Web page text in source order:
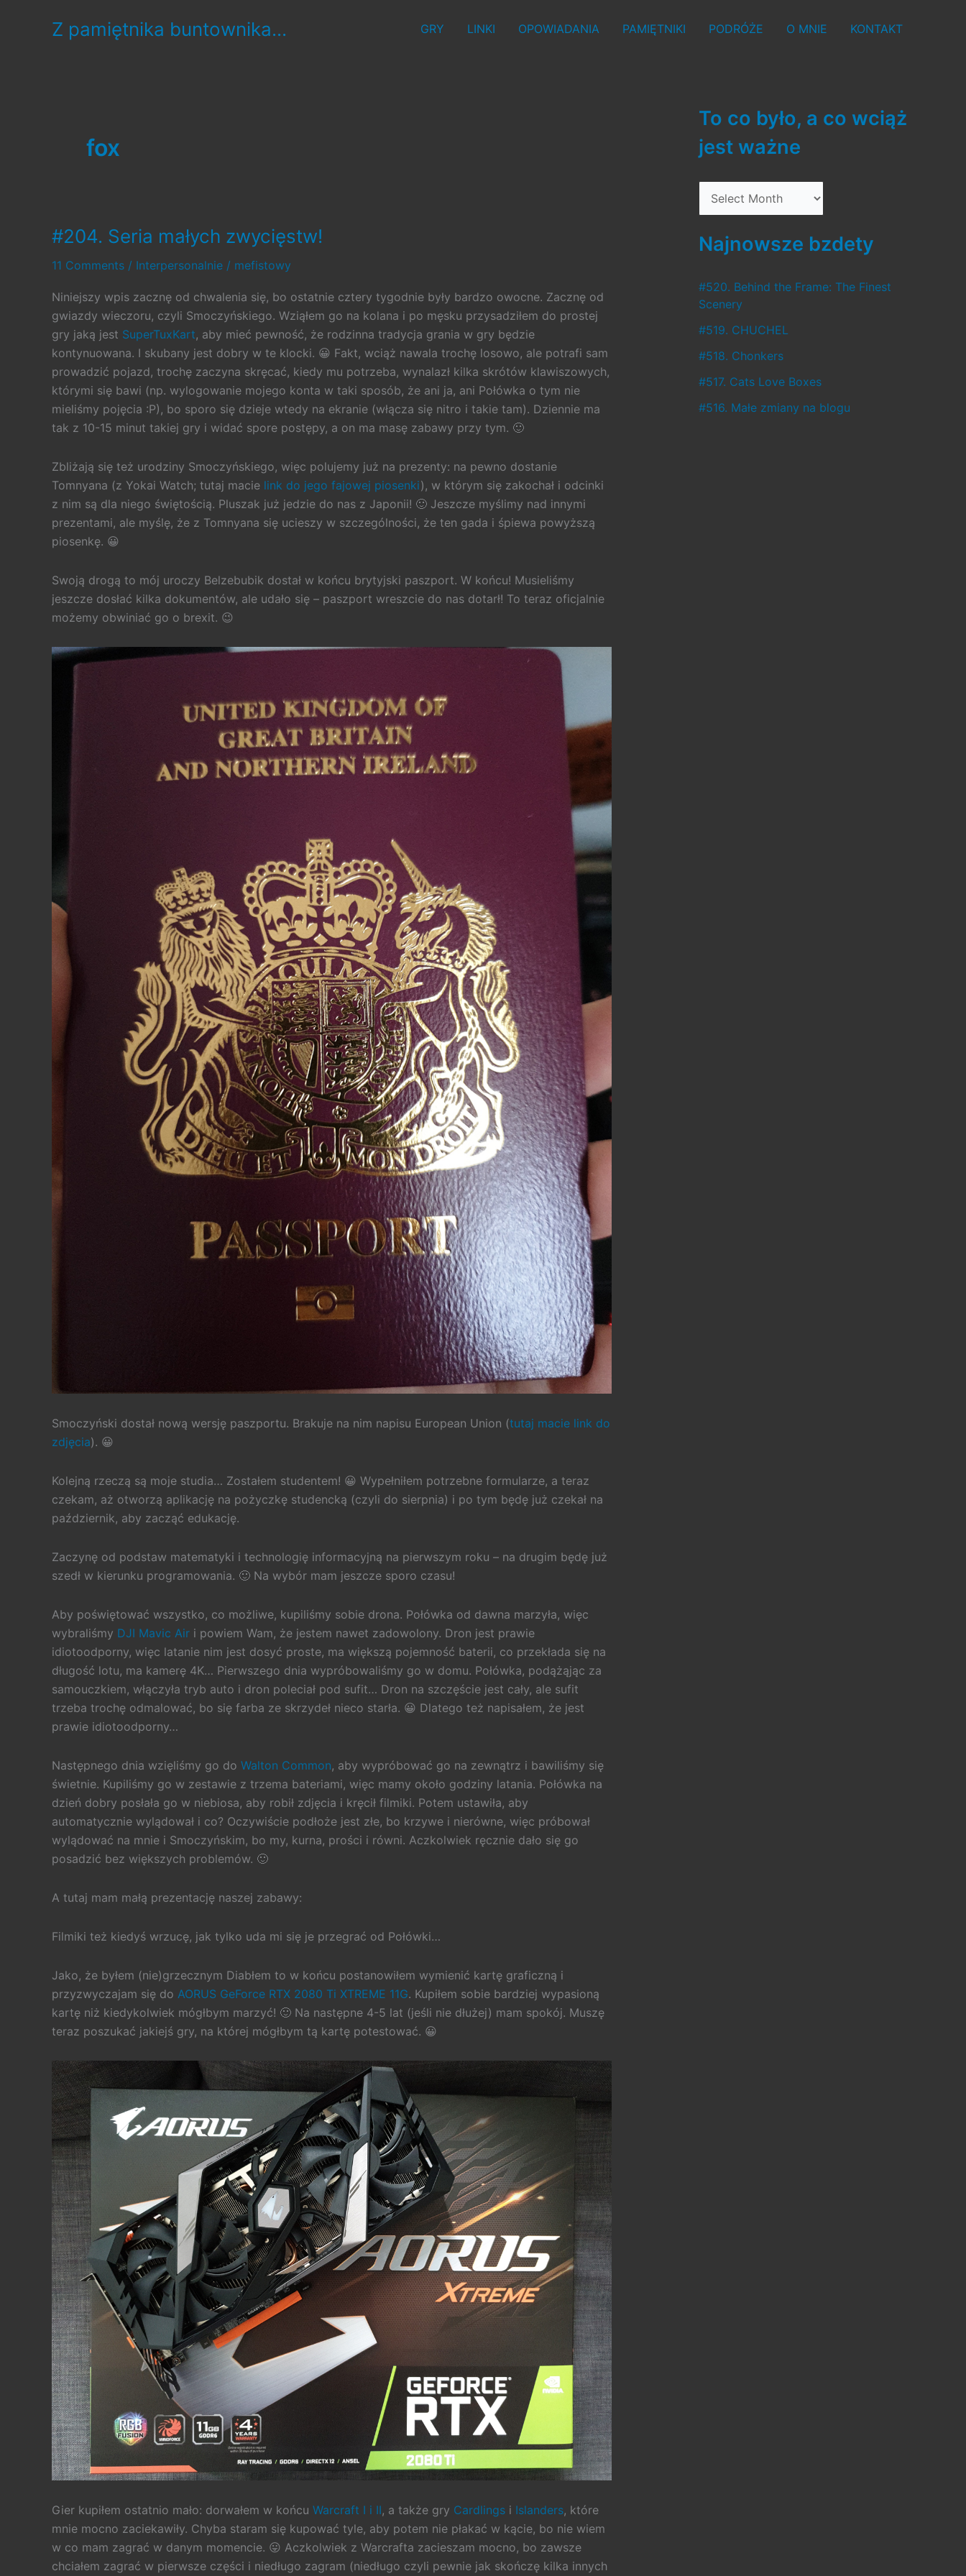
Z pamiętnika buntownika... GRY LINKI OPOWIADANIA PAMIĘTNIKI PODRÓŻE O MNIE KONTAKT
fox
#204. Seria małych zwycięstw!
11 Comments / Interpersonalnie / mefistowy
Niniejszy wpis zacznę od chwalenia się, bo ostatnie cztery tygodnie były bardzo owocne. Zacznę od
gwiazdy wieczoru, czyli Smoczyńskiego. Wziąłem go na kolana i po męsku przysadziłem do prostej
gry jaką jest SuperTuxKart, aby mieć pewność, że rodzinna tradycja grania w gry będzie
kontynuowana. I skubany jest dobry w te klocki. 😀 Fakt, wciąż nawala trochę losowo, ale potrafi sam
prowadzić pojazd, trochę zaczyna skręcać, kiedy mu potrzeba, wynalazł kilka skrótów klawiszowych,
którymi się bawi (np. wylogowanie mojego konta w taki sposób, że ani ja, ani Połówka o tym nie
mieliśmy pojęcia :P), bo sporo się dzieje wtedy na ekranie (włącza się nitro i takie tam). Dziennie ma
tak z 10-15 minut takiej gry i widać spore postępy, a on ma masę zabawy przy tym. 🙂
Zbliżają się też urodziny Smoczyńskiego, więc polujemy już na prezenty: na pewno dostanie
Tomnyana (z Yokai Watch; tutaj macie link do jego fajowej piosenki), w którym się zakochał i odcinki
z nim są dla niego świętością. Pluszak już jedzie do nas z Japonii! 🙂 Jeszcze myślimy nad innymi
prezentami, ale myślę, że z Tomnyana się ucieszy w szczególności, że ten gada i śpiewa powyższą
piosenkę. 😀
Swoją drogą to mój uroczy Belzebubik dostał w końcu brytyjski paszport. W końcu! Musieliśmy
jeszcze dosłać kilka dokumentów, ale udało się – paszport wreszcie do nas dotarł! To teraz oficjalnie
możemy obwiniać go o brexit. 😉
Smoczyński dostał nową wersję paszportu. Brakuje na nim napisu European Union (tutaj macie link do
zdjęcia). 😀
Kolejną rzeczą są moje studia… Zostałem studentem! 😀 Wypełniłem potrzebne formularze, a teraz
czekam, aż otworzą aplikację na pożyczkę studencką (czyli do sierpnia) i po tym będę już czekał na
październik, aby zacząć edukację.
Zaczynę od podstaw matematyki i technologię informacyjną na pierwszym roku – na drugim będę już
szedł w kierunku programowania. 🙂 Na wybór mam jeszcze sporo czasu!
Aby poświętować wszystko, co możliwe, kupiliśmy sobie drona. Połówka od dawna marzyła, więc
wybraliśmy DJI Mavic Air i powiem Wam, że jestem nawet zadowolony. Dron jest prawie
idiotoodporny, więc latanie nim jest dosyć proste, ma większą pojemność baterii, co przekłada się na
długość lotu, ma kamerę 4K… Pierwszego dnia wypróbowaliśmy go w domu. Połówka, podążąjąc za
samouczkiem, włączyła tryb auto i dron poleciał pod sufit… Dron na szczęście jest cały, ale sufit
trzeba trochę odmalować, bo się farba ze skrzydeł nieco starła. 😀 Dlatego też napisałem, że jest
prawie idiotoodporny…
Następnego dnia wzięliśmy go do Walton Common, aby wypróbować go na zewnątrz i bawiliśmy się
świetnie. Kupiliśmy go w zestawie z trzema bateriami, więc mamy około godziny latania. Połówka na
dzień dobry posłała go w niebiosa, aby robił zdjęcia i kręcił filmiki. Potem ustawiła, aby
automatycznie wylądował i co? Oczywiście podłoże jest złe, bo krzywe i nierówne, więc próbował
wylądować na mnie i Smoczyńskim, bo my, kurna, prości i równi. Aczkolwiek ręcznie dało się go
posadzić bez większych problemów. 🙂
A tutaj mam małą prezentację naszej zabawy:
Filmiki też kiedyś wrzucę, jak tylko uda mi się je przegrać od Połówki…
Jako, że byłem (nie)grzecznym Diabłem to w końcu postanowiłem wymienić kartę graficzną i
przyzwyczajam się do AORUS GeForce RTX 2080 Ti XTREME 11G. Kupiłem sobie bardziej wypasioną
kartę niż kiedykolwiek mógłbym marzyć! 🙂 Na następne 4-5 lat (jeśli nie dłużej) mam spokój. Muszę
teraz poszukać jakiejś gry, na której mógłbym tą kartę potestować. 😀
Gier kupiłem ostatnio mało: dorwałem w końcu Warcraft I i II, a także gry Cardlings i Islanders, które
mnie mocno zaciekawiły. Chyba staram się kupować tyle, aby potem nie płakać w kącie, bo nie wiem
w co mam zagrać w danym momencie. 😛 Aczkolwiek z Warcrafta zacieszam mocno, bo zawsze
chciałem zagrać w pierwsze części i niedługo zagram (niedługo czyli pewnie jak skończę kilka innych
To co było, a co wciąż
jest ważne
o
c
b
y
ł
o
,
Najnowsze bzdety
#520. Behind the Frame: The Finest
Scenery
#519. CHUCHEL
#518. Chonkers
#517. Cats Love Boxes
#516. Małe zmiany na blogu